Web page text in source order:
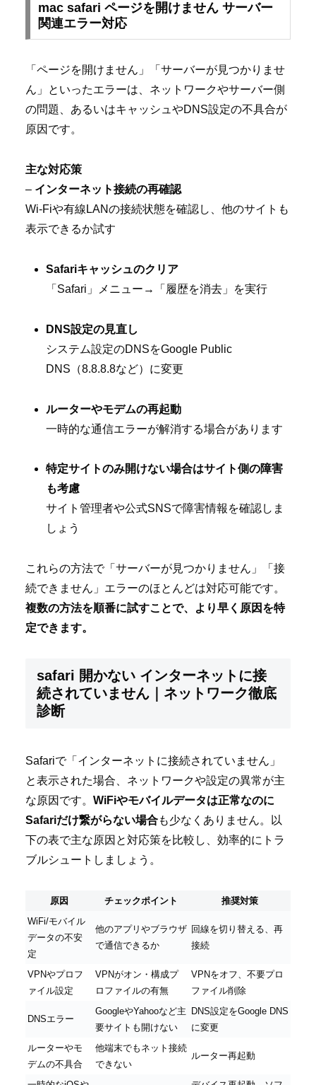
mac safari ページを開けません サーバー
関連エラー対応
「ページを開けません」「サーバーが見つかりませ
ん」といったエラーは、ネットワークやサーバー側
の問題、あるいはキャッシュやDNS設定の不具合が
原因です。
主な対応策
– インターネット接続の再確認
Wi-Fiや有線LANの接続状態を確認し、他のサイトも
表示できるか試す
Safariキャッシュのクリア
「Safari」メニュー→「履歴を消去」を実行
DNS設定の見直し
システム設定のDNSをGoogle Public
DNS（8.8.8.8など）に変更
ルーターやモデムの再起動
一時的な通信エラーが解消する場合があります
特定サイトのみ開けない場合はサイト側の障害
も考慮
サイト管理者や公式SNSで障害情報を確認しま
しょう
これらの方法で「サーバーが見つかりません」「接
続できません」エラーのほとんどは対応可能です。
複数の方法を順番に試すことで、より早く原因を特
定できます。
safari 開かない インターネットに接
続されていません｜ネットワーク徹底
診断
Safariで「インターネットに接続されていません」
と表示された場合、ネットワークや設定の異常が主
な原因です。 WiFiやモバイルデータは正常なのに
Safariだけ繋がらない場合も少なくありません。以
下の表で主な原因と対応策を比較し、効率的にトラ
ブルシュートしましょう。
原因 チェックポイント
推奨対策
WiFi/モバイル
データの不安
定
他のアプリやブラウザ
で通信できるか
回線を切り替える、再
接続
VPNやプロフ
ァイル設定
VPNがオン・構成プ
ロファイルの有無
VPNをオフ、不要プロ
ファイル削除
DNSエラー
GoogleやYahooなど主
要サイトも開けない
DNS設定をGoogle DNS
に変更
ルーターやモ
デムの不具合
他端末でもネット接続
できない
ルーター再起動